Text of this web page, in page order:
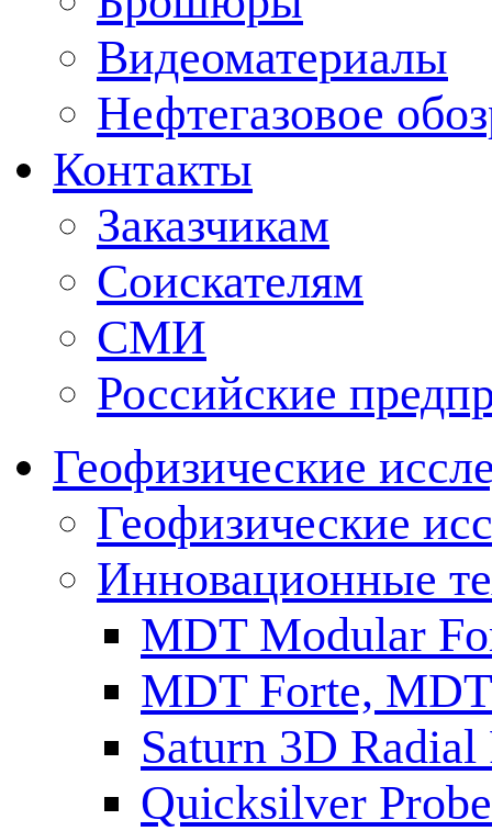
Видеоматериалы
Нефтегазовое
Контакты
Заказчикам
Соискателям
СМИ
Российские
Геофизические
Геофизические
Инновационные
MDT Modular
MDT Forte,
Saturn 3D
Quicksilver